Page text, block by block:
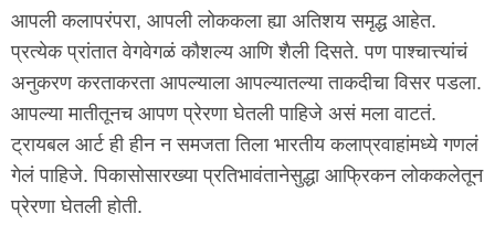
आपली कलापरंपरा, आपली लोककला ह्या अतिशय समृद्ध आहेत.
प्रत्येक प्रांतात वेगवेगळं कौशल्य आणि शैली दिसते. पण पाश्चात्त्यांचं
अनुकरण करताकरता आपल्याला आपल्यातल्या ताकदीचा विसर पडला.
आपल्या मातीतूनच आपण प्रेरणा घेतली पाहिजे असं मला वाटतं.
ट्रायबल आर्ट ही हीन न समजता तिला भारतीय कलाप्रवाहांमध्ये गणलं
गेलं पाहिजे. पिकासोसारख्या प्रतिभावंतानेसुद्धा आफ्रिकन लोककलेतून
प्रेरणा घेतली होती.